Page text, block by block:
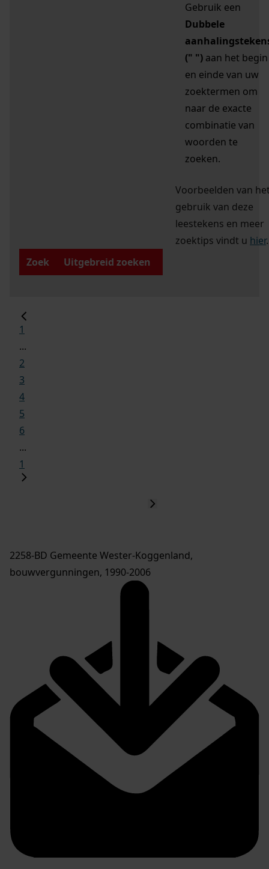
Gebruik een
Dubbele
(" ") aan het begin
en einde van uw
zoektermen om
naar de exacte
combinatie van
woorden te
zoeken.
Voorbeelden van
gebruik van deze
leestekens en meer
zoektips vindt u hier.
Zoek
Uitgebreid zoeken
1
...
2
3
4
5
6
...
1
2258-BD Gemeente Wester-Koggenland,
bouwvergunningen, 1990-2006